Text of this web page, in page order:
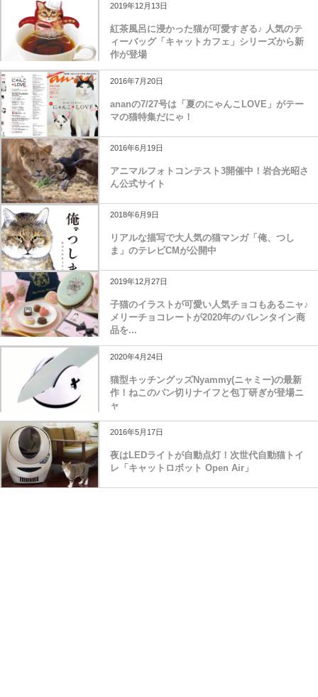
2019年12月13日
紅茶風呂に浸かった猫が可愛すぎる♪ 人気のテ
ィーバッグ「キャットカフェ」シリーズから新
作が登場
2016年7月20日
ananの7/27号は「夏のにゃんこLOVE」がテー
マの猫特集だにゃ！
2016年6月19日
アニマルフォトコンテスト3開催中！岩合光昭さ
ん公式サイト
2018年6月9日
リアルな描写で大人気の猫マンガ「俺、つし
ま」のテレビCMが公開中
2019年12月27日
子猫のイラストが可愛い人気チョコもあるニャ♪
メリーチョコレートが2020年のバレンタイン商
品を...
2020年4月24日
猫型キッチングッズNyammy(ニャミー)の最新
作！ねこのパン切りナイフと包丁研ぎが登場ニ
ャ
2016年5月17日
夜はLEDライトが自動点灯！次世代自動猫トイ
レ「キャットロボット Open Air」